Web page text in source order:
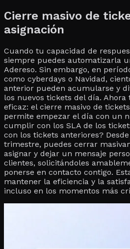
Cierre masivo de
asignación
Cuando tu capacidad de
siempre puedes automatizarla
Adereso. Sin embargo, en
como cyberdays o Navidad,
anterior pueden acumularse y
los nuevos tickets del día.
eficaz: el cierre masivo de
permite empezar el día con un
cumplir con los SLA de los
con los tickets anteriores?
trimestre, puedes cerrar
asignar y dejar un mensaje
clientes, solicitándoles
ponerse en contacto contigo.
mantener la eficiencia y la
incluso en los momentos más